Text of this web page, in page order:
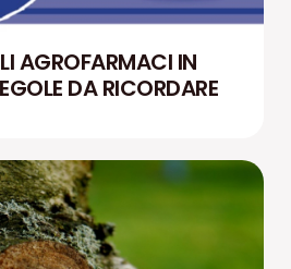
AGROFARMACI IN
DA RICORDARE